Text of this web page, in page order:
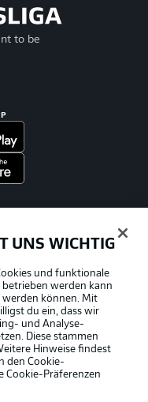
to be
UNS WICHTIG
und funktionale
betrieben werden kann
werden können. Mit
du ein, dass wir
und Analyse-
Diese stammen
Hinweise findest
den Cookie-
Cookie-Präferenzen